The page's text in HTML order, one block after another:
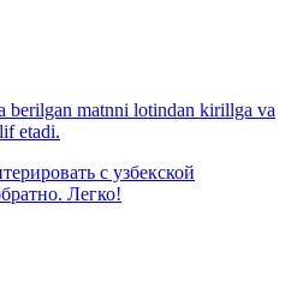
matnni lotindan kirillga va
etadi.
с узбекской
Легко!